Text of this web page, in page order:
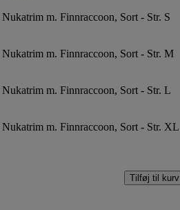
Nukatrim m. Finnraccoon, Sort - Str. S
Nukatrim m. Finnraccoon, Sort - Str. M
Nukatrim m. Finnraccoon, Sort - Str. L
Nukatrim m. Finnraccoon, Sort - Str. XL
Tilføj til kurv